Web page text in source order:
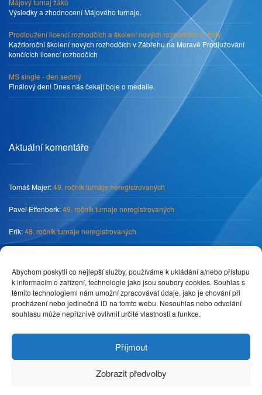
Abychom poskytli co nejlepší služby, používáme k ukládání a/nebo přístupu
k informacím o zařízení, technologie jako jsou soubory cookies. Souhlas s
těmito technologiemi nám umožní zpracovávat údaje, jako je chování při
procházení nebo jedinečná ID na tomto webu. Nesouhlas nebo odvolání
souhlasu může nepříznivě ovlivnit určité vlastnosti a funkce.
Příjmout
Zobrazit předvolby
Výsledky a zhodnocení Májového turnaje.
Prodloužení licencí rozhodčích a školení nových rozhodčích 2. třídy
Každoroční školení nových rozhodčích v Zábřehu na Moravě Prodlužování
končících licencí rozhodčích
MS single - den sedmý
Finálový den! Dnes nás čekají boje o medaile.
Aktuální komentáře
Tomáš Majer:49. ročník turnaje neregistrovaných
Pavel Effenberk:49. ročník turnaje neregistrovaných
Erik:48. ročník turnaje neregistrovaných
Pedro:„O pohár předsedy SKK Primátor Náchod“